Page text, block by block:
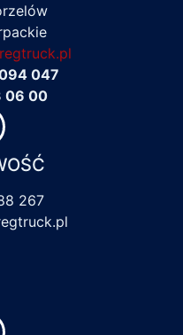
047
06 00
267